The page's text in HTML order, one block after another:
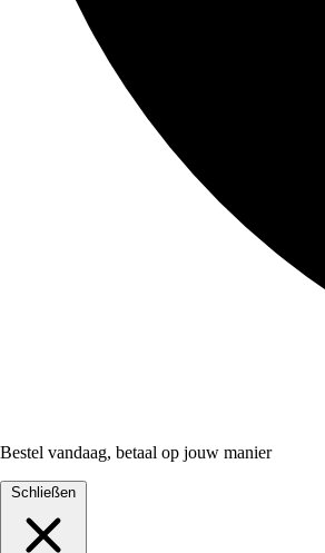
Bestel vandaag, betaal op jouw manier
Schließen